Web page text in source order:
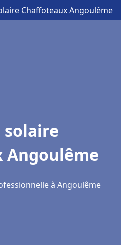
Chaffoteaux Angoulême
solaire
Angoulême
à Angoulême